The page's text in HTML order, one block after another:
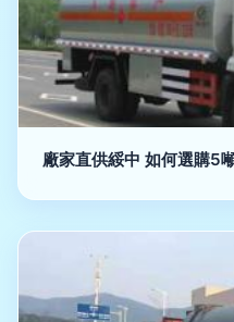
廠家直供綏中 如何選購5